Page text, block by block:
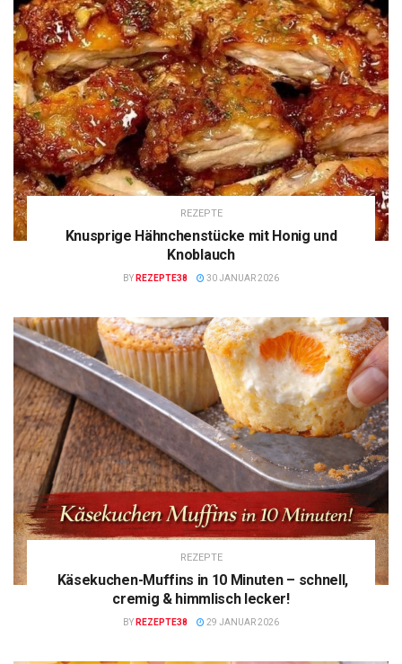
REZEPTE
Knusprige Hähnchenstücke mit Honig und
Knoblauch
BY REZEPTE38 30 JANUAR 2026
REZEPTE
Käsekuchen-Muffins in 10 Minuten – schnell,
cremig & himmlisch lecker!
BY REZEPTE38 29 JANUAR 2026